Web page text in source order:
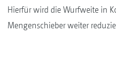
Hierfür wird die Wurfweite in
Mengenschieber weiter